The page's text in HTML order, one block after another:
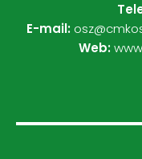
E-mail:
Web: